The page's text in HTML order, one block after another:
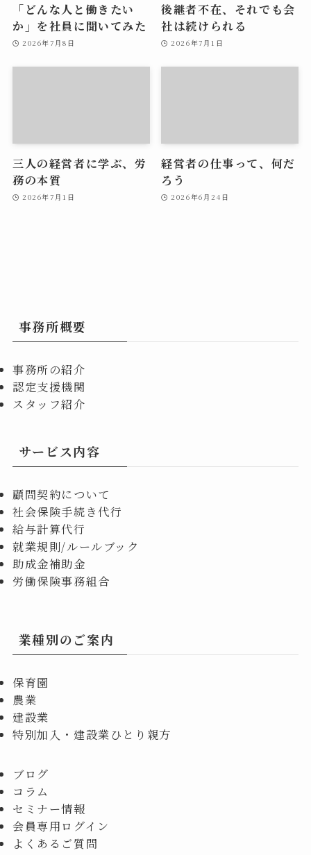
「どんな人と働きたい
か」を社員に聞いてみた
2026年7月8日
後継者不在、それでも会
社は続けられる
2026年7月1日
三人の経営者に学ぶ、労
務の本質
2026年7月1日
経営者の仕事って、何だ
ろう
2026年6月24日
事務所概要
事務所の紹介
認定支援機関
スタッフ紹介
サービス内容
顧問契約について
社会保険手続き代行
給与計算代行
就業規則/ルールブック
助成金補助金
労働保険事務組合
業種別のご案内
保育園
農業
建設業
特別加入・建設業ひとり親方
ブログ
コラム
セミナー情報
会員専用ログイン
よくあるご質問